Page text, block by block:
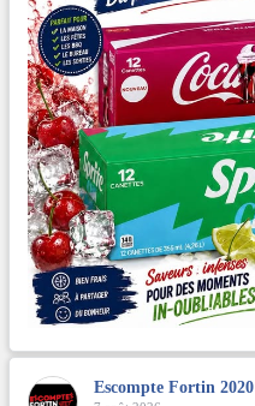
Escompte Fortin 2020